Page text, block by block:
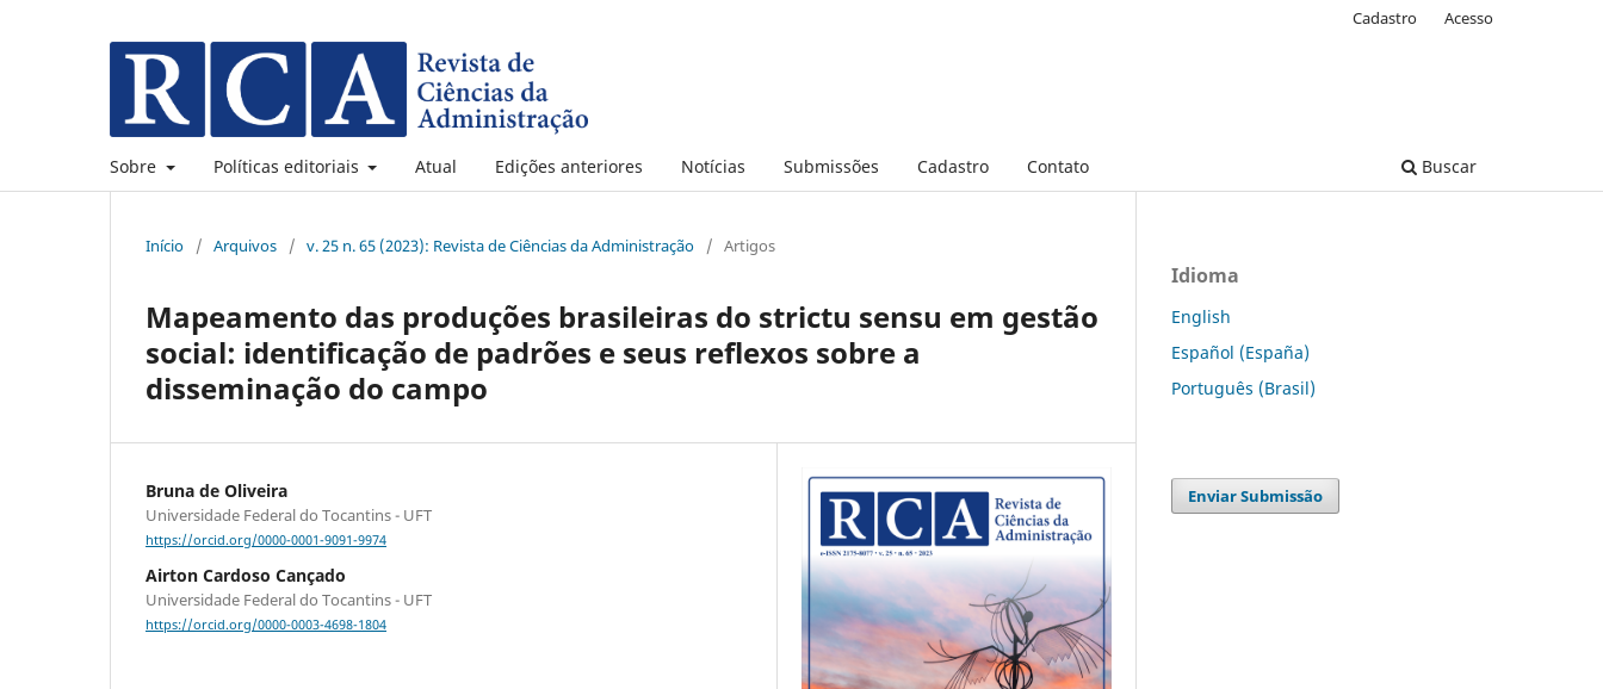
Sobre Políticas editoriais Atual Edições anteriores Notícias Submissões Cadastro Contato Buscar
Cadastro Acesso
Início / Arquivos / v. 25 n. 65 (2023): Revista de Ciências da Administração / Artigos
Mapeamento das produções brasileiras do strictu sensu em gestão
social: identificação de padrões e seus reflexos sobre a
disseminação do campo
Bruna de Oliveira
Universidade Federal do Tocantins - UFT
https://orcid.org/0000-0001-9091-9974
Airton Cardoso Cançado
Universidade Federal do Tocantins - UFT
https://orcid.org/0000-0003-4698-1804
Idioma
English
Español (España)
Português (Brasil)
Enviar Submissão